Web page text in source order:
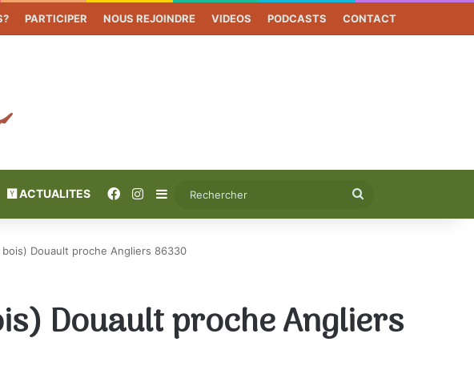
PARTICIPER NOUS REJOINDRE VIDEOS PODCASTS CONTACT
ACTUALITES Facebook
Instagram
Sidebar (barre latérale) Rechercher
Douault proche Angliers 86330
Douault proche Angliers